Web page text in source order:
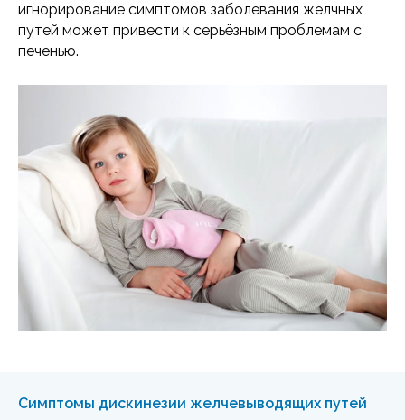
игнорирование симптомов заболевания желчных
путей может привести к серьёзным проблемам с
печенью.
Симптомы дискинезии желчевыводящих путей